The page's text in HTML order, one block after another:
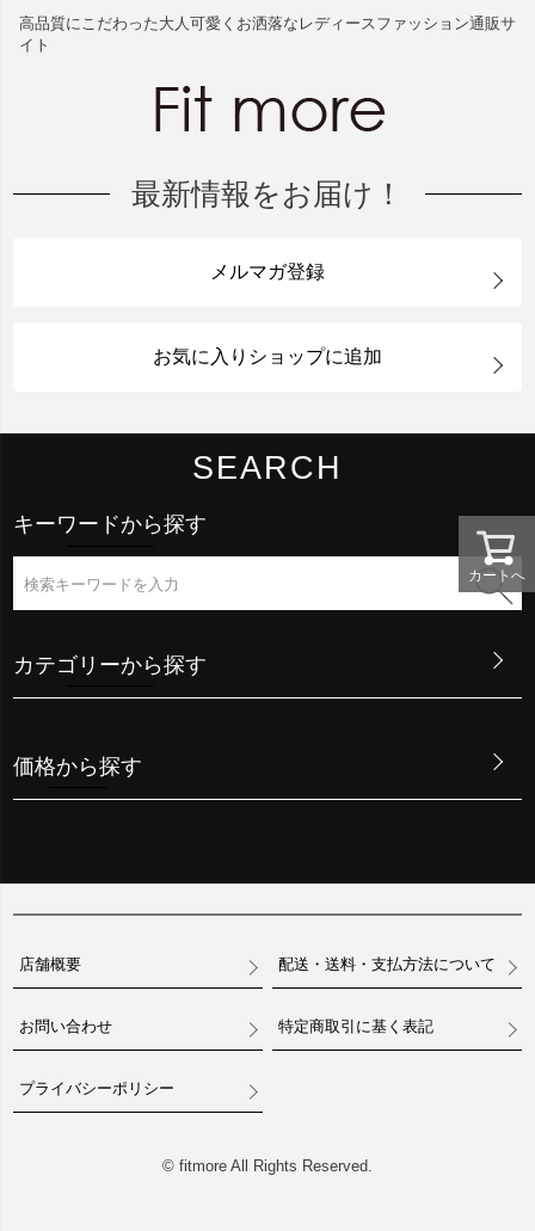
カートへ
高品質にこだわった大人可愛くお洒落なレディースファッション通販サ
イト
最新情報をお届け！
メルマガ登録
お気に入りショップに追加
SEARCH
キーワードから探す
カテゴリーから探す
価格から探す
店舗概要 配送・送料・支払方法について
お問い合わせ 特定商取引に基く表記
プライバシーポリシー
© fitmore All Rights Reserved.